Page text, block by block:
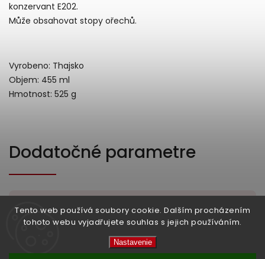
Tento web používá soubory cookie. Dalším procházením
tohoto webu vyjadřujete souhlas s jejich používáním.
Nastavenie
konzervant E202.
Může obsahovat stopy ořechů.
Vyrobeno: Thajsko
Objem: 455 ml
Hmotnost: 525 g
Dodatočné parametre
Kategória: OMÁČKY